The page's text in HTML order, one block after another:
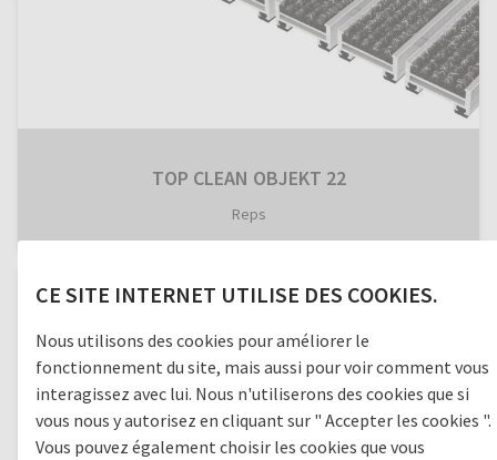
CE SITE INTERNET UTILISE DES COOKIES.
Nous utilisons des cookies pour améliorer le
fonctionnement du site, mais aussi pour voir comment vous
interagissez avec lui. Nous n'utiliserons des cookies que si
vous nous y autorisez en cliquant sur " Accepter les cookies ".
Vous pouvez également choisir les cookies que vous
TOP CLEAN OBJEKT 22
Reps